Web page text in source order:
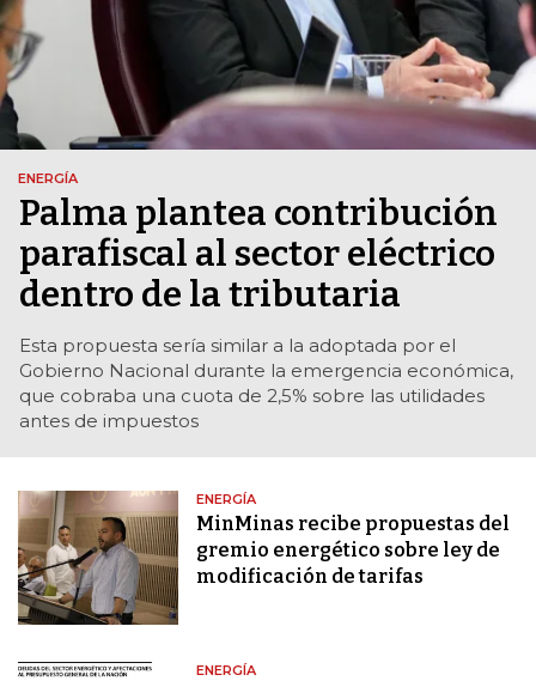
ENERGÍA
Palma plantea contribución
parafiscal al sector eléctrico
dentro de la tributaria
Esta propuesta sería similar a la adoptada por el
Gobierno Nacional durante la emergencia económica,
que cobraba una cuota de 2,5% sobre las utilidades
antes de impuestos
ENERGÍA
MinMinas recibe propuestas del
gremio energético sobre ley de
modificación de tarifas
ENERGÍA